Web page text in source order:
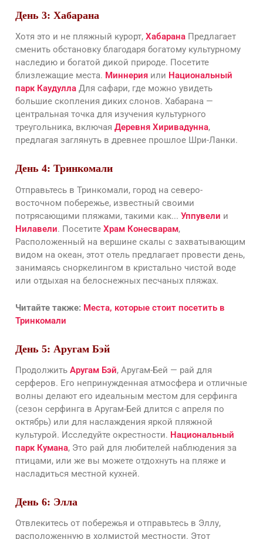
День 3: Хабарана
Хотя это и не пляжный курорт, Хабарана Предлагает
сменить обстановку благодаря богатому культурному
наследию и богатой дикой природе. Посетите
близлежащие места. Миннерия или Национальный
парк Каудулла Для сафари, где можно увидеть
большие скопления диких слонов. Хабарана —
центральная точка для изучения культурного
треугольника, включая Деревня Хиривадунна,
предлагая заглянуть в древнее прошлое Шри-Ланки.
День 4: Тринкомали
Отправьтесь в Тринкомали, город на северо-
восточном побережье, известный своими
потрясающими пляжами, такими как... Уппувели и
Нилавели. Посетите Храм Конесварам,
Расположенный на вершине скалы с захватывающим
видом на океан, этот отель предлагает провести день,
занимаясь сноркелингом в кристально чистой воде
или отдыхая на белоснежных песчаных пляжах.
Читайте также: Места, которые стоит посетить в
Тринкомали
День 5: Аругам Бэй
Продолжить Аругам Бэй, Аругам-Бей — рай для
серферов. Его непринужденная атмосфера и отличные
волны делают его идеальным местом для серфинга
(сезон серфинга в Аругам-Бей длится с апреля по
октябрь) или для наслаждения яркой пляжной
культурой. Исследуйте окрестности. Национальный
парк Кумана, Это рай для любителей наблюдения за
птицами, или же вы можете отдохнуть на пляже и
насладиться местной кухней.
День 6: Элла
Отвлекитесь от побережья и отправьтесь в Эллу,
расположенную в холмистой местности. Этот